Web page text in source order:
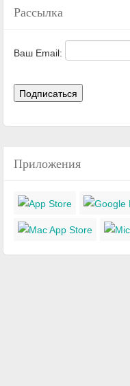
Рассылка
Ваш Email:
Приложения